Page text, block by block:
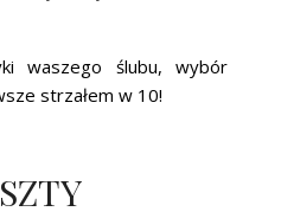
waszego ślubu, wybór
strzałem w 10!